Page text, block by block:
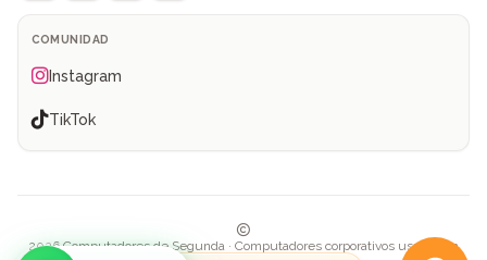
COMUNIDAD
Instagram
TikTok
2026 Computadores de Segunda · Computadores corporativos usados en